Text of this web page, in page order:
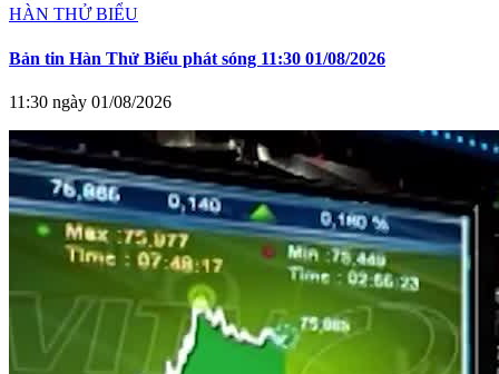
HÀN THỬ BIỂU
Bản tin Hàn Thử Biểu phát sóng 11:30 01/08/2026
11:30 ngày 01/08/2026